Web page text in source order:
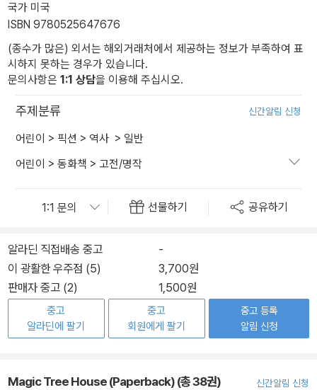
국가 미국
ISBN 9780525647676
(종수가 많은) 외서는 해외거래처에서 제공하는 정보가 부족하여 표
시하지 못하는 경우가 있습니다.
문의사항은 1:1 상담을 이용해 주십시오.
주제분류 신간알림 신청
어린이 > 픽션 > 역사 > 일반
어린이 > 동화책 > 고전/명작
선물하기 공유하기
알라딘 직접배송 중고
-
이 광활한 우주점 (5)
3,700원
판매자 중고 (2)
1,500원
중고
알라딘에 팔기
중고
회원에게 팔기
중고 등록
알림 신청
Magic Tree House (Paperback) (총 38권) 신간알림 신청